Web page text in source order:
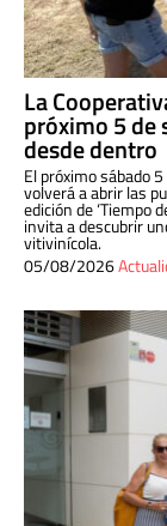
La
próximo 5 de
desde dentro
El próximo sábado
volverá a abrir las
edición de ‘Tiempo
invita a descubrir
vitivinícola.
05/08/2026